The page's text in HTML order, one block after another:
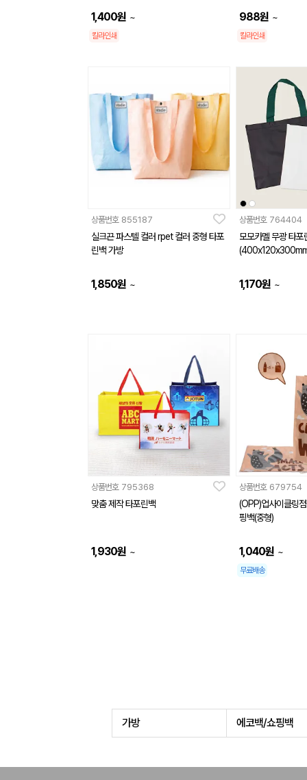
1,400원 ~
칼라인쇄
988원 ~
칼라인쇄
상품번호 855187
실크끈 파스텔 컬러 rpet 컬러 중형 타포
린백 가방
1,850원 ~
상품번호 764404
모모카멜 무광 타포
1,170원 ~
상품번호 795368
맞춤 제작 타포린백
1,930원 ~
상품번호 679754
(OPP)업사이클링
핑백(중형)
1,040원 ~
무료배송
가방 에코백/쇼핑백